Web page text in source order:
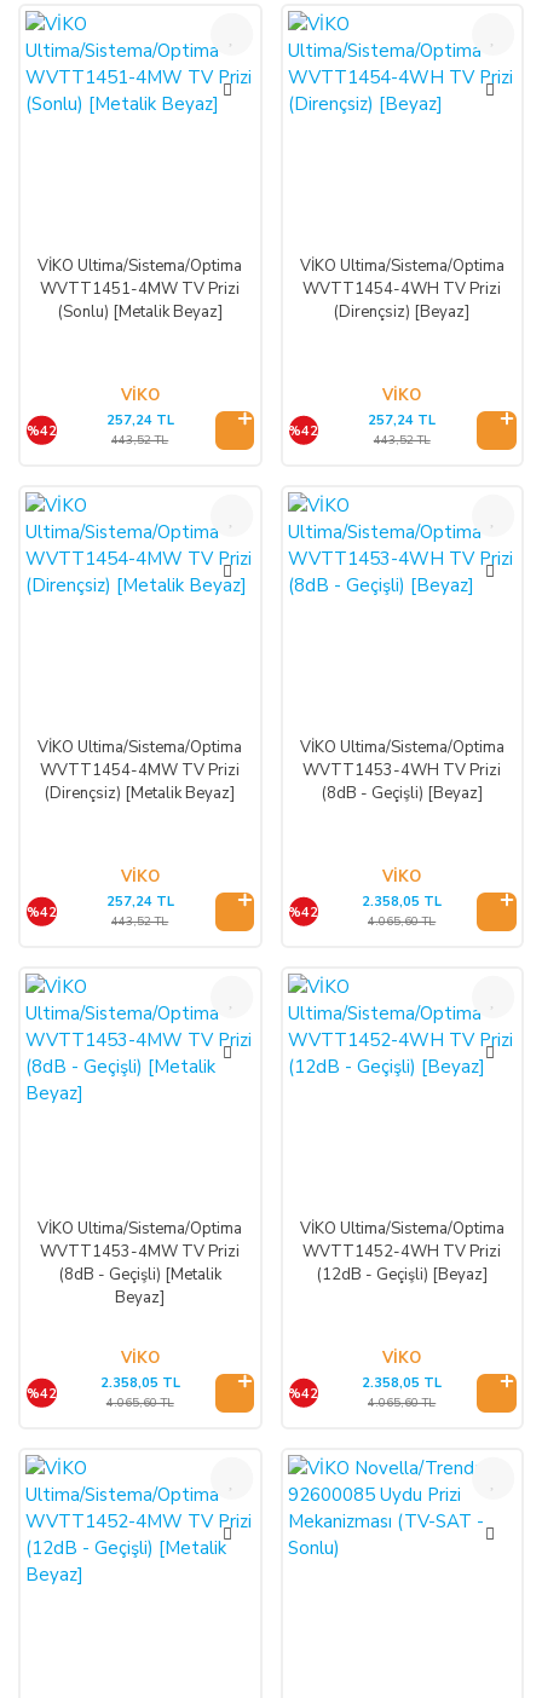
%42
VİKO Ultima/Sistema/Optima
WVTT1451-4MW TV Prizi
(Sonlu) [Metalik Beyaz]
VİKO
%42
257,24 TL
443,52 TL
%42
VİKO Ultima/Sistema/Optima
WVTT1454-4WH TV Prizi
(Dirençsiz) [Beyaz]
VİKO
%42
257,24 TL
443,52 TL
%42
VİKO Ultima/Sistema/Optima
WVTT1454-4MW TV Prizi
(Dirençsiz) [Metalik Beyaz]
VİKO
%42
257,24 TL
443,52 TL
%42
VİKO Ultima/Sistema/Optima
WVTT1453-4WH TV Prizi
(8dB - Geçişli) [Beyaz]
VİKO
%42
2.358,05 TL
4.065,60 TL
%42
VİKO Ultima/Sistema/Optima
WVTT1453-4MW TV Prizi
(8dB - Geçişli) [Metalik
Beyaz]
VİKO
%42
2.358,05 TL
4.065,60 TL
%42
VİKO Ultima/Sistema/Optima
WVTT1452-4WH TV Prizi
(12dB - Geçişli) [Beyaz]
VİKO
%42
2.358,05 TL
4.065,60 TL
%42 %42